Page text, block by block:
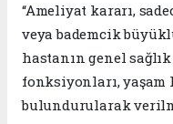
“Ameliyat kararı,
veya bademcik
hastanın genel
fonksiyonları,
bulundurularak